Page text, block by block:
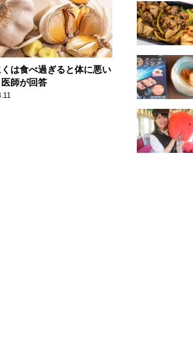
は食べ過ぎると体に悪い
師が回答